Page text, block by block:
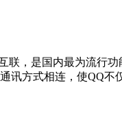
，是国内最为流行功
讯方式相连，使QQ不